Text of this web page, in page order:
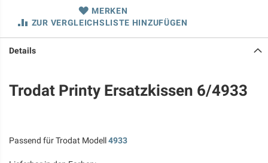
MERKEN
ZUR VERGLEICHSLISTE HINZUFÜGEN
Details
Trodat Printy Ersatzkissen 6/4933
Passend für Trodat Modell4933